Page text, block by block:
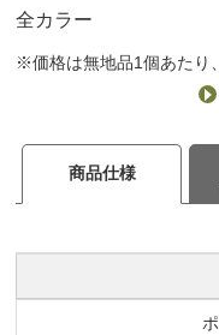
全カラー
※価格は無地品1個あたり
商品仕様